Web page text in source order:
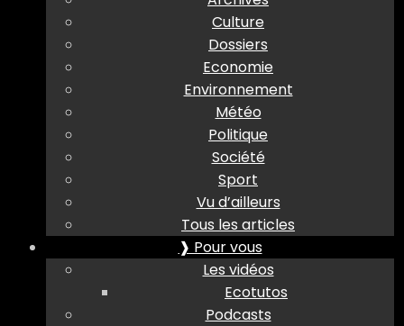
Culture
Dossiers
Economie
Environnement
Météo
Politique
Société
Sport
Vu d’ailleurs
Tous les articles
❱ Pour vous
Les vidéos
Ecotutos
Podcasts